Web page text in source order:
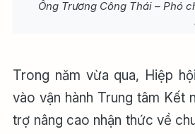
Ông Trương Công Thái – Phó
Trong năm vừa qua, Hiệp
vào vận hành Trung tâm Kết
trợ nâng cao nhận thức về